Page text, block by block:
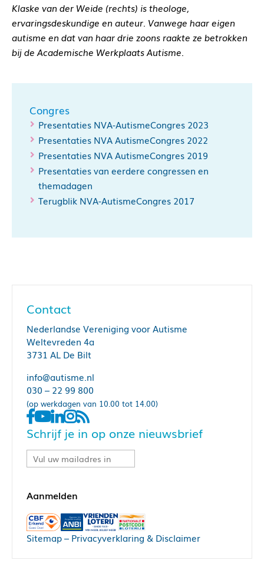
Klaske van der Weide (rechts) is theologe,
ervaringsdeskundige en auteur. Vanwege haar eigen
autisme en dat van haar drie zoons raakte ze betrokken
bij de Academische Werkplaats Autisme.
Congres
Presentaties NVA-AutismeCongres 2023
Presentaties NVA AutismeCongres 2022
Presentaties NVA AutismeCongres 2019
Presentaties van eerdere congressen en
themadagen
Terugblik NVA-AutismeCongres 2017
Contact
Nederlandse Vereniging voor Autisme
Weltevreden 4a
3731 AL De Bilt
info@autisme.nl
030 – 22 99 800
(op werkdagen van 10.00 tot 14.00)
Schrijf je in op onze nieuwsbrief
Sitemap– Privacyverklaring & Disclaimer